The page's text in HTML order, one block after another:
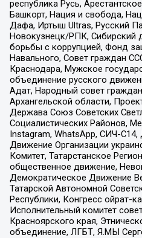
республика Русь,
Башкорт, Нация и свобода,
Дафа, Иртыш Ultras, Русский
Новокузнецк/РПК,
борьбы с коррупцией, Фонд
Навального, Совет граждан
Краснодара, Мужское
объединение русского
Адат, Народный совет
Архангельской области,
Держава Союз Советских
Социалистических Районов,
Instagram, WhatsApp, СИЧ-
Движение Организации
Комитет, Татарстанское
общественное движение,
Демократическое Движение
Татарской Автономной
Республики, Конгресс ойрат-
Исполнительный комитет
Красноярского края,
объединение, ЛГБТ, Я.МЫ